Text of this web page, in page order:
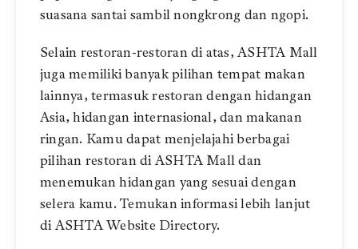
suasana santai sambil nongkrong dan ngopi.
Selain restoran-restoran di atas, ASHTA Mall
juga memiliki banyak pilihan tempat makan
lainnya, termasuk restoran dengan hidangan
Asia, hidangan internasional, dan makanan
ringan. Kamu dapat menjelajahi berbagai
pilihan restoran di ASHTA Mall dan
menemukan hidangan yang sesuai dengan
selera kamu. Temukan informasi lebih lanjut
di ASHTA Website Directory.